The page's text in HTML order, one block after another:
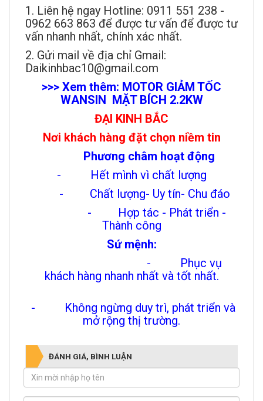
1. Liên hệ ngay Hotline: 0911 551 238 -
0962 663 863 để được tư vấn để được tư
vấn nhanh nhất, chính xác nhất.
2. Gửi mail về địa chỉ Gmail:
Daikinhbac10@gmail.com
>>> Xem thêm: MOTOR GIẢM TỐC
WANSIN MẶT BÍCH 2.2KW
ĐẠI KINH BẮC
Nơi khách hàng đặt chọn niềm tin
Phương châm hoạt động
- Hết mình vì chất lượng
- Chất lượng- Uy tín- Chu đáo
- Hợp tác - Phát triển -
Thành công
Sứ mệnh:
- Phục vụ
khách hàng nhanh nhất và tốt nhất.
- Không ngừng duy trì, phát triển và
mở rộng thị trường.
ĐÁNH GIÁ, BÌNH LUẬN